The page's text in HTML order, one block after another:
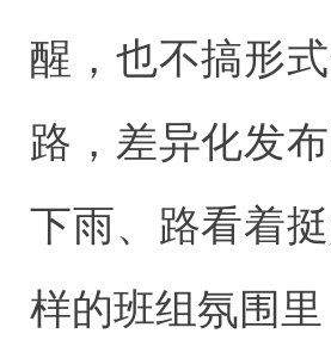
醒，也不搞形
路，差异化发
下雨、路看着
样的班组氛围